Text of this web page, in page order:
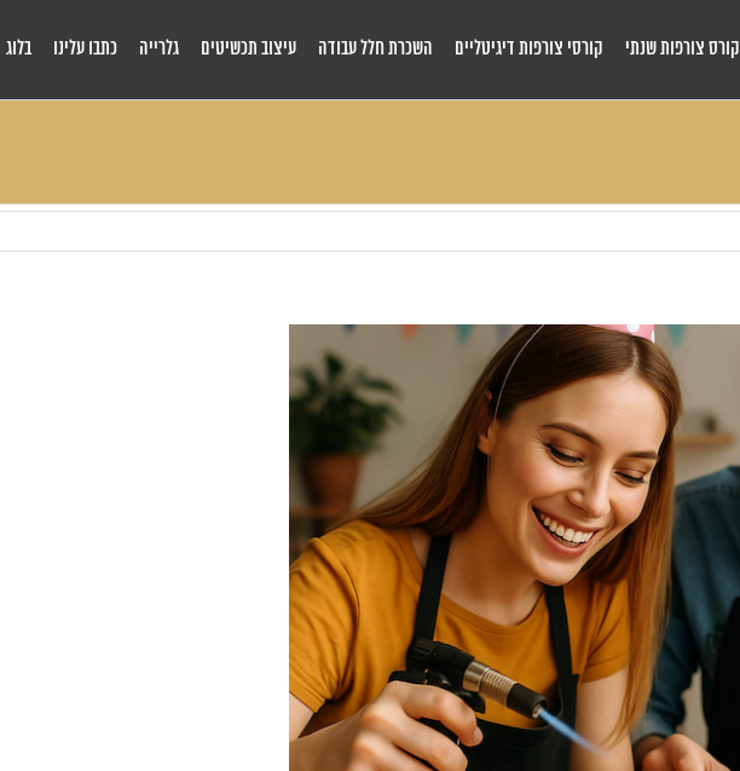
קורס צורפות שנתי קורסי צורפות דיגיטליים השכרת חלל עבודה עיצוב תכשיטים גלרייה כתבו עלינו בלוג